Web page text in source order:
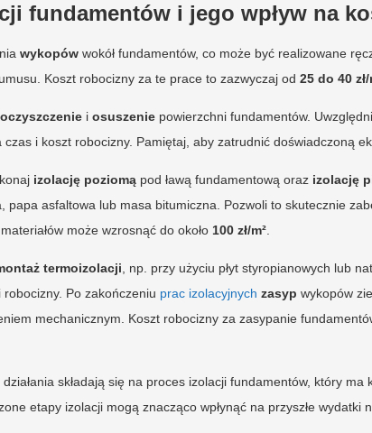
fundamentów i jego wpływ na
wykopów wokół fundamentów, co może być realizowane
Koszt robocizny za te prace to zazwyczaj od 25 do 40 zł/
oczyszczenie i osuszenie powierzchni fundamentów.
czas i koszt robocizny. Pamiętaj, aby zatrudnić doświadczoną
izolację poziomą pod ławą fundamentową oraz izolację
papa asfaltowa lub masa bitumiczna. Pozwoli to skutecznie
może wzrosnąć do około 100 zł/m².
termoizolacji, np. przy użyciu płyt styropianowych lub
Po zakończeniu prac izolacyjnych zasyp wykopów
mechanicznym. Koszt robocizny za zasypanie
składają się na proces izolacji fundamentów, który ma
etapy izolacji mogą znacząco wpłynąć na przyszłe wydatki